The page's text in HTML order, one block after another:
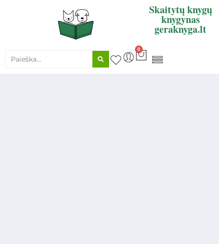
Skaitytų knygų
knygynas
geraknyga.lt
0